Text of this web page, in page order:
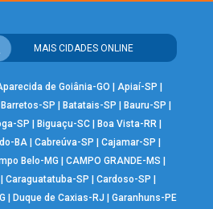
MAIS CIDADES ONLINE
de Goiânia-GO | Apiaí-SP |
Barretos-SP |Batatais-SP |Bauru-SP |
SP |Biguaçu-SC |Boa Vista-RR |
BA| Cabreúva-SP | Cajamar-SP |
Belo-MG |CAMPO GRANDE-MS |
| Caraguatatuba-SP | Cardoso-SP |
| Duque de Caxias-RJ | Garanhuns-PE